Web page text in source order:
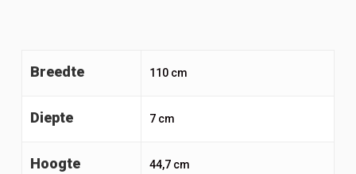
Breedte 110 cm
Diepte 7 cm
Hoogte 44,7 cm